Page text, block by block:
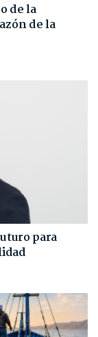
de la
de la
para